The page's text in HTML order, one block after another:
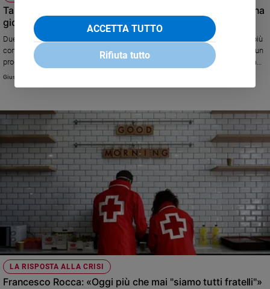
Tartarughe: così amate che anche il WWF dedica loro una
giornata
Due Caretta caretta, questo è il nome scientifico della tartaruga marina più
comune nel Mediterraneo, dotate di Tag satellitare, sono protagoniste di un
progetto di monitoraggio nel Golfo di Taranto, mentre 5 nidi sono stati già
messi in sicurezza in Sicilia. Non si fermano le attività di mappatura con i
droni e quelle dei volontari e degli esperti nei centri di recupero. Martedì 16
Giusi Galimberti
LA RISPOSTA ALLA CRISI
Francesco Rocca: «Oggi più che mai "siamo tutti fratelli"»
ACCETTA TUTTO
Rifiuta tutto